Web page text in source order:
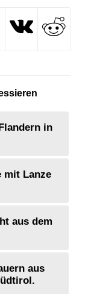
in
mit Lanze
aus dem
aus